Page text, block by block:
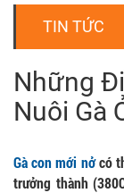
TIN TỨC
Những
Nuôi Gà
Gà con mới nởcó
trưởng thành